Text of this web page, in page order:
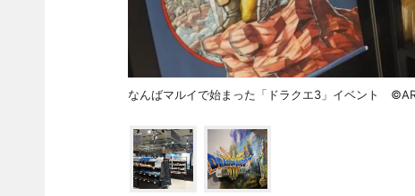
なんばマルイで始まった「ドラクエ3」イベント